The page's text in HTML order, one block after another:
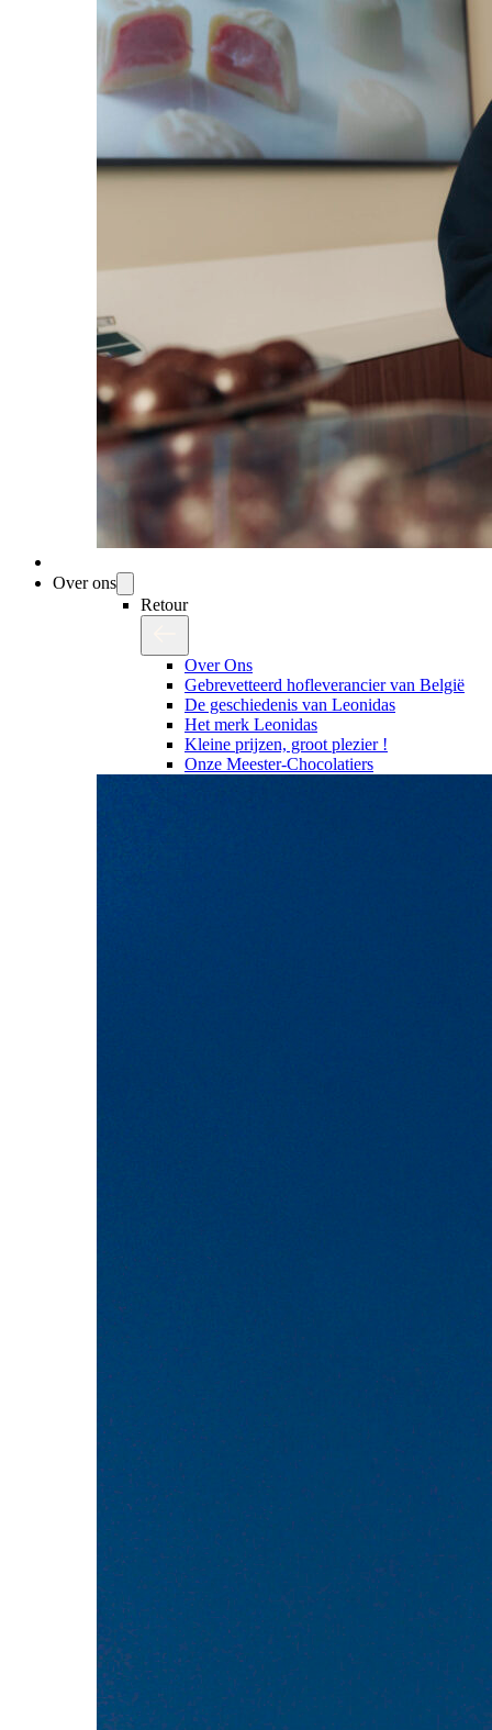
Over ons
Retour
Over Ons
Gebrevetteerd hofleverancier van België
De geschiedenis van Leonidas
Het merk Leonidas
Kleine prijzen, groot plezier !
Onze Meester-Chocolatiers